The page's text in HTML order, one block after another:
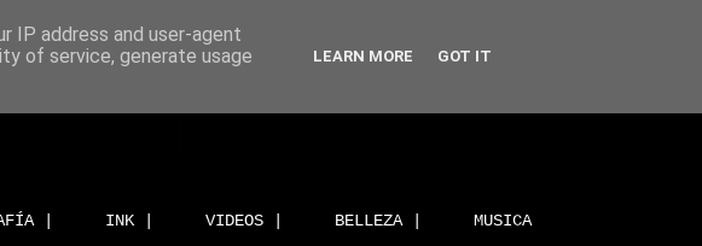
| INK | VIDEOS | BELLEZA | MUSICA
IP address and user-agent
of service, generate usage
LEARN MORE GOT IT